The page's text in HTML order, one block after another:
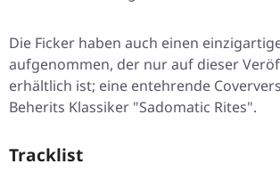
Die Ficker haben auch einen
aufgenommen, der nur auf dieser
erhältlich ist; eine entehrende
Beherits Klassiker "Sadomatic Rites".
Tracklist